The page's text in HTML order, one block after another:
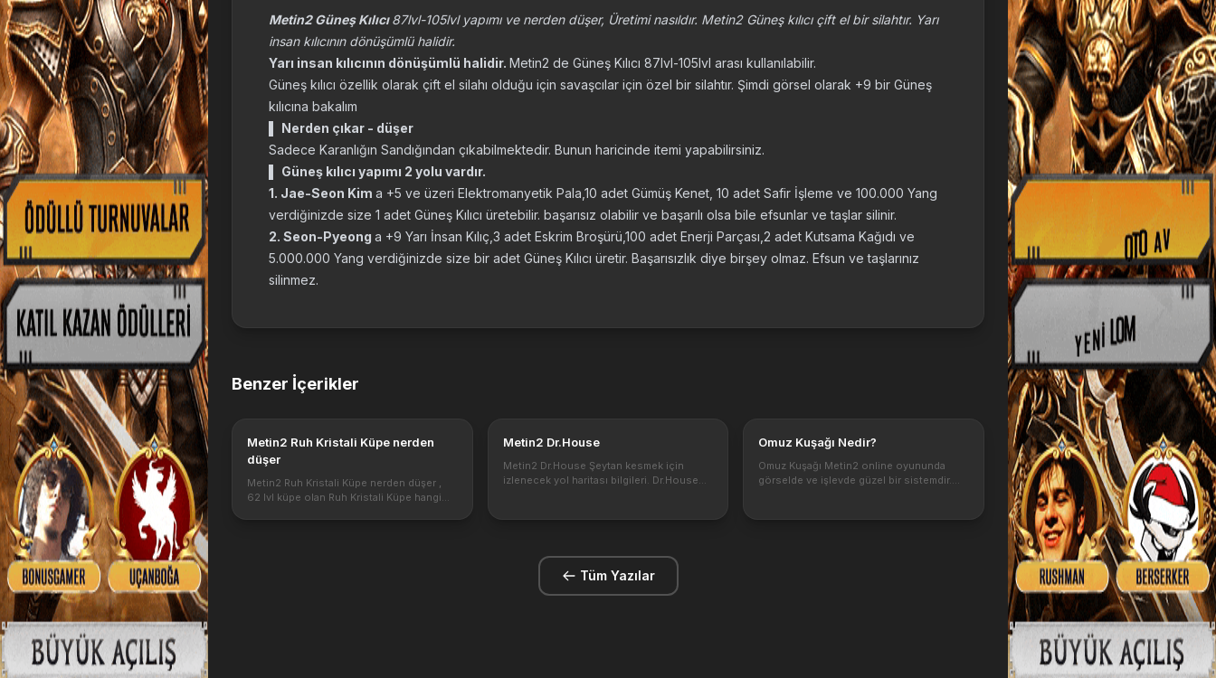
Metin2 Güneş Kılıcı87lvl-105lvl yapımı ve nerden düşer, Üretimi nasıldır. Metin2 Güneş kılıcı çift el bir silahtır. Yarı
insan kılıcının dönüşümlü halidir.
Yarı insan kılıcının dönüşümlü halidir. Metin2 de Güneş Kılıcı 87lvl-105lvl arası kullanılabilir.
Güneş kılıcı özellik olarak çift el silahı olduğu için savaşcılar için özel bir silahtır. Şimdi görsel olarak +9 bir Güneş
kılıcına bakalım
Nerden çıkar - düşer
Sadece Karanlığın Sandığından çıkabilmektedir. Bunun haricinde itemi yapabilirsiniz.
Güneş kılıcı yapımı 2 yolu vardır.
1. Jae-Seon Kim a +5 ve üzeri Elektromanyetik Pala,10 adet Gümüş Kenet, 10 adet Safir İşleme ve 100.000 Yang
verdiğinizde size 1 adet Güneş Kılıcı üretebilir. başarısız olabilir ve başarılı olsa bile efsunlar ve taşlar silinir.
2. Seon-Pyeong a +9 Yarı İnsan Kılıç,3 adet Eskrim Broşürü,100 adet Enerji Parçası,2 adet Kutsama Kağıdı ve
5.000.000 Yang verdiğinizde size bir adet Güneş Kılıcı üretir. Başarısızlık diye birşey olmaz. Efsun ve taşlarınız
silinmez.
Benzer İçerikler
Metin2 Ruh Kristali Küpe nerden
düşer
Metin2 Ruh Kristali Küpe nerden düşer ,
62 lvl küpe olan Ruh Kristali Küpe hangi
Metin2 Dr.House
Metin2 Dr.House Şeytan kesmek için
izlenecek yol haritası bilgileri. Dr.House
https://1.bp.blogspot.com/-4-
Omuz Kuşağı Nedir?
Omuz Kuşağı Metin2 online oyununda
görselde ve işlevde güzel bir sistemdir.
bonus bakımından önemi hakkında
Tüm Yazılar